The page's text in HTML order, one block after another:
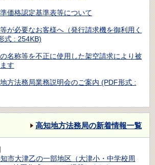
価格認定基準表等について
が必要なお客様へ（発行請求機を御利用く
式 : 254KB)
名称等を不正に使用した架空請求により被
す
方法務局業務説明会のご案内 (PDF形式 :
高知地方法務局の新着情報一覧
市大津乙の一部地区（大津小・中学校周